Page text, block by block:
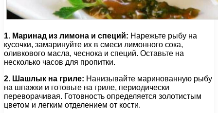
1. Маринад из лимона и специй: Нарежьте рыбу на
кусочки, замаринуйте их в смеси лимонного сока,
оливкового масла, чеснока и специй. Оставьте на
несколько часов для пропитки.
2. Шашлык на гриле: Нанизывайте маринованную рыбу
на шпажки и готовьте на гриле, периодически
переворачивая. Готовность определяется золотистым
цветом и легким отделением от кости.